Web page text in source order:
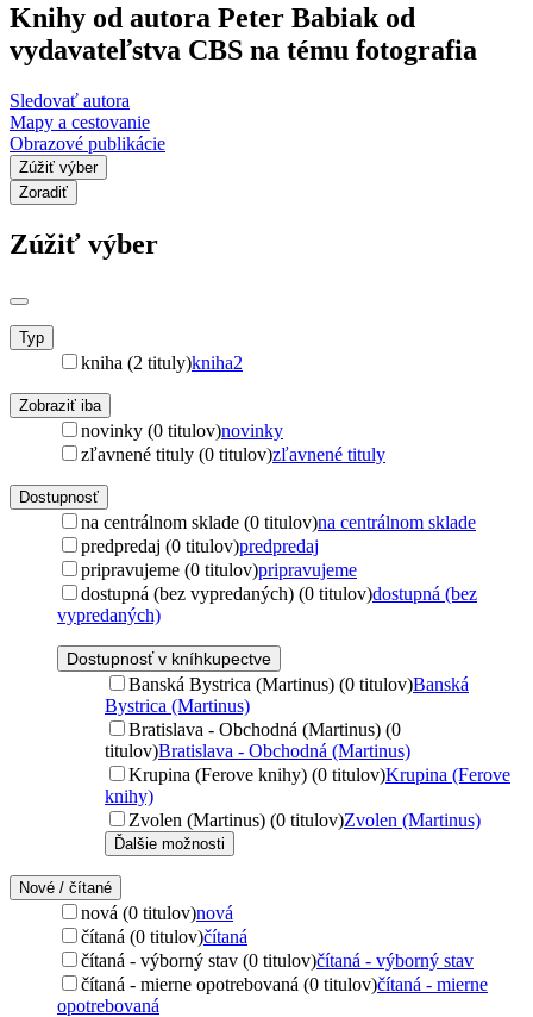
Knihy od autora Peter Babiak od
vydavateľstva CBS na tému fotografia
Sledovať autora
Mapy a cestovanie
Obrazové publikácie
Zúžiť výber
Zoradiť
Zúžiť výber
Typ
kniha (2 tituly)kniha2
Zobraziť iba
novinky (0 titulov)novinky
zľavnené tituly (0 titulov)zľavnené tituly
Dostupnosť
na centrálnom sklade (0 titulov)na centrálnom sklade
predpredaj (0 titulov)predpredaj
pripravujeme (0 titulov)pripravujeme
dostupná (bez vypredaných) (0 titulov)dostupná (bez
vypredaných)
Dostupnosť v kníhkupectve
Banská Bystrica (Martinus) (0 titulov)Banská
Bystrica (Martinus)
Bratislava - Obchodná (Martinus) (0
titulov)Bratislava - Obchodná (Martinus)
Krupina (Ferove knihy) (0 titulov)Krupina (Ferove
knihy)
Zvolen (Martinus) (0 titulov)Zvolen (Martinus)
Ďalšie možnosti
Nové / čítané
nová (0 titulov)nová
čítaná (0 titulov)čítaná
čítaná - výborný stav (0 titulov)čítaná - výborný stav
čítaná - mierne opotrebovaná (0 titulov)čítaná - mierne
opotrebovaná